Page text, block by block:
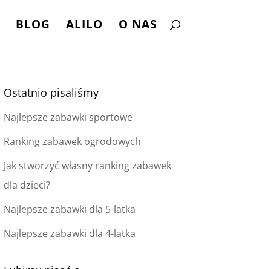
BLOG ALILO O NAS
Ostatnio pisaliśmy
Najlepsze zabawki sportowe
Ranking zabawek ogrodowych
Jak stworzyć własny ranking zabawek
dla dzieci?
Najlepsze zabawki dla 5-latka
Najlepsze zabawki dla 4-latka